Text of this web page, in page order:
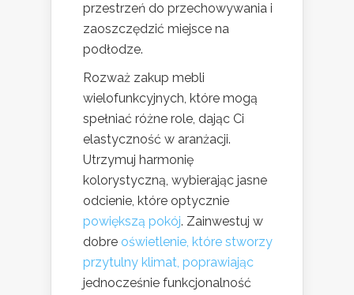
przestrzeń do przechowywania i
zaoszczędzić miejsce na
podłodze.
Rozważ zakup mebli
wielofunkcyjnych, które mogą
spełniać różne role, dając Ci
elastyczność w aranżacji.
Utrzymuj harmonię
kolorystyczną, wybierając jasne
odcienie, które optycznie
powiększą pokój. Zainwestuj w
dobre oświetlenie, które stworzy
przytulny klimat, poprawiając
jednocześnie funkcjonalność